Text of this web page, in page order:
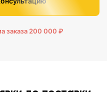
заказа 200 000 ₽